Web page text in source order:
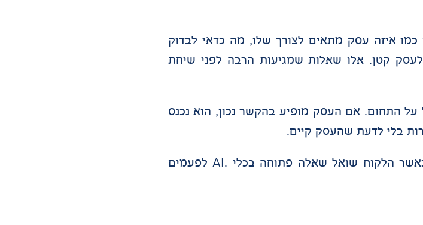
איזה עסק מתאים לצורך שלו, מה כדאי לבדוק
קטן. אלו שאלות שמגיעות הרבה לפני שיחת
התחום. אם העסק מופיע בהקשר נכון, הוא נכנס
בלי לדעת שהעסק קיים.
זו הסיבה שחשוב להבין לא רק האם האתר מקודם בגוגל, אלא מה קורה כאשר הלקוח שואל שאלה פתוחה בכלי .AI לפעמים